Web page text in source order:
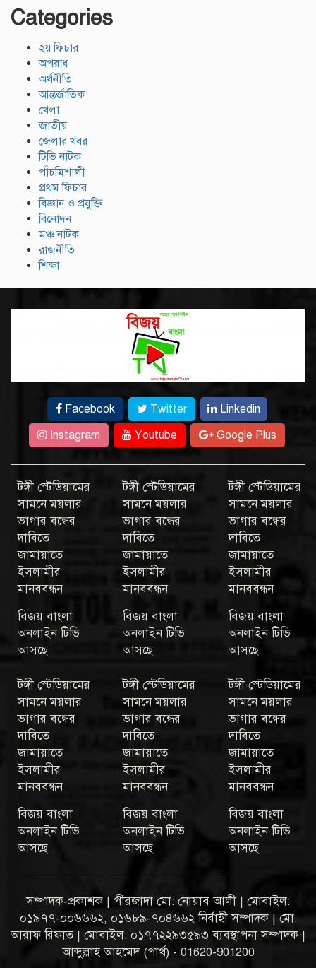
Categories
২য় ফিচার
অপরাধ
অর্থনীতি
আন্তর্জাতিক
খেলা
জাতীয়
জেলার খবর
টিভি নাটক
পাঁচমিশালী
প্রথম ফিচার
বিজ্ঞান ও প্রযুক্তি
বিনোদন
মঞ্চ নাটক
রাজনীতি
শিক্ষা
Facebook Twitter
Linkedin
Instagram
Youtube Google Plus
টঙ্গী স্টেডিয়ামের
সামনে ময়লার
ভাগার বন্ধের
দাবিতে
জামায়াতে
ইসলামীর
মানববন্ধন
বিজয় বাংলা
অনলাইন টিভি
আসছে
টঙ্গী স্টেডিয়ামের
সামনে ময়লার
ভাগার বন্ধের
দাবিতে
জামায়াতে
ইসলামীর
মানববন্ধন
বিজয় বাংলা
অনলাইন টিভি
আসছে
টঙ্গী স্টেডিয়ামের
সামনে ময়লার
ভাগার বন্ধের
দাবিতে
জামায়াতে
ইসলামীর
মানববন্ধন
বিজয় বাংলা
অনলাইন টিভি
আসছে
টঙ্গী স্টেডিয়ামের
সামনে ময়লার
ভাগার বন্ধের
দাবিতে
জামায়াতে
ইসলামীর
মানববন্ধন
বিজয় বাংলা
অনলাইন টিভি
আসছে
টঙ্গী স্টেডিয়ামের
সামনে ময়লার
ভাগার বন্ধের
দাবিতে
জামায়াতে
ইসলামীর
মানববন্ধন
বিজয় বাংলা
অনলাইন টিভি
আসছে
টঙ্গী স্টেডিয়ামের
সামনে ময়লার
ভাগার বন্ধের
দাবিতে
জামায়াতে
ইসলামীর
মানববন্ধন
বিজয় বাংলা
অনলাইন টিভি
আসছে
সম্পাদক-প্রকাশক | পীরজাদা মো: নোয়াব আলী | মোবাইল:
০১৯৭৭-০০৬৬৬২, ০১৬৮৯-৭০৪৬৬২ নির্বাহী সম্পাদক | মো:
আরাফ রিফাত | মোবাইল: ০১৭৭২২৯৩৫৯৩ ব্যবস্থাপনা সম্পাদক |
আব্দুল্লাহ আহমেদ (পার্থ) - 01620-901200